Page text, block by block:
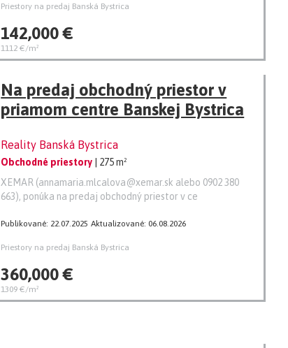
Priestory na predaj Banská Bystrica
142,000 €
1112 €/m²
Na predaj obchodný priestor v
priamom centre Banskej Bystrica
Reality Banská Bystrica
Obchodné priestory | 275 m²
XEMAR (annamaria.mlcalova@xemar.sk alebo 0902 380
663), ponúka na predaj obchodný priestor v ce
Publikované: 22.07.2025 Aktualizované: 06.08.2026
Priestory na predaj Banská Bystrica
360,000 €
1309 €/m²